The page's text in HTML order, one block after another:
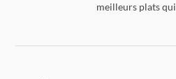
meilleurs plats